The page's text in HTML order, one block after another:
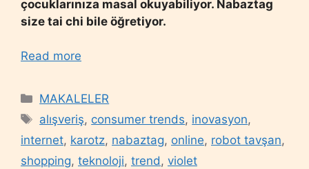
çocuklarınıza masal okuyabiliyor. Nabaztag
size tai chi bile öğretiyor.
Read more
Categories
MAKALELER
Tags
alışveriş, consumer trends, inovasyon,
internet, karotz, nabaztag, online, robot tavşan,
shopping, teknoloji, trend, violet